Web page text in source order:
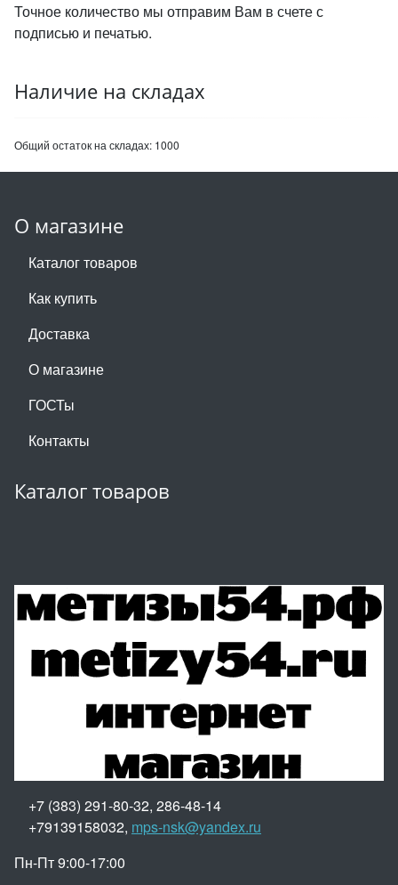
Точное количество мы отправим Вам в счете с
подписью и печатью.
Наличие на складах
Общий остаток на складах: 1000
О магазине
Каталог товаров
Как купить
Доставка
О магазине
ГОСТы
Контакты
Каталог товаров
+7 (383) 291-80-32, 286-48-14
+79139158032, mps-nsk@yandex.ru
Пн-Пт 9:00-17:00